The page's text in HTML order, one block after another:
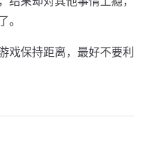
。
戏保持距离，最好不要利